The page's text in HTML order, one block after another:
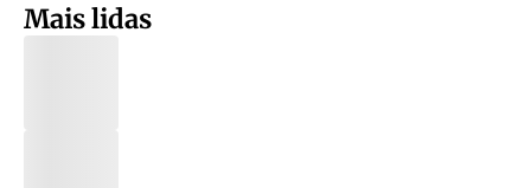
Mais lidas